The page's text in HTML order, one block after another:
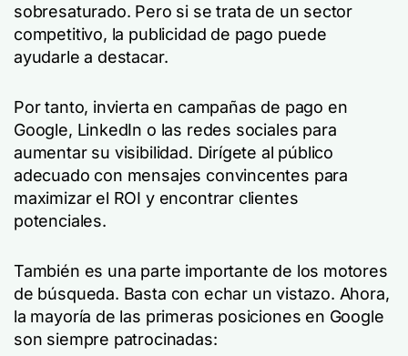
sobresaturado. Pero si se trata de un sector
competitivo, la publicidad de pago puede
ayudarle a destacar.
Por tanto, invierta en campañas de pago en
Google, LinkedIn o las redes sociales para
aumentar su visibilidad. Dirígete al público
adecuado con mensajes convincentes para
maximizar el ROI y encontrar clientes
potenciales.
También es una parte importante de los motores
de búsqueda. Basta con echar un vistazo. Ahora,
la mayoría de las primeras posiciones en Google
son siempre patrocinadas: